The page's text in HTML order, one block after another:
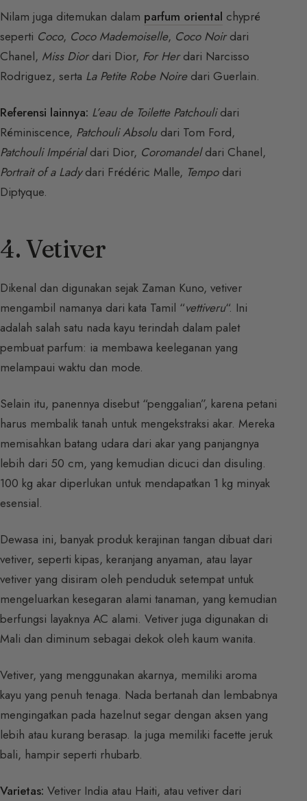
Nilam juga ditemukan dalam parfum oriental chypré
seperti Coco, Coco Mademoiselle, Coco Noirdari
Chanel, Miss Diordari Dior, For Herdari Narcisso
Rodriguez, serta La Petite Robe Noiredari Guerlain.
Referensi lainnya: L’eau de Toilette Patchoulidari
Réminiscence, Patchouli Absoludari Tom Ford,
Patchouli Impérialdari Dior, Coromandeldari Chanel,
Portrait of a Ladydari Frédéric Malle, Tempodari
Diptyque.
4. Vetiver
Dikenal dan digunakan sejak Zaman Kuno, vetiver
mengambil namanya dari kata Tamil “vettiveru“. Ini
adalah salah satu nada kayu terindah dalam palet
pembuat parfum: ia membawa keeleganan yang
melampaui waktu dan mode.
Selain itu, panennya disebut “penggalian”, karena petani
harus membalik tanah untuk mengekstraksi akar. Mereka
memisahkan batang udara dari akar yang panjangnya
lebih dari 50 cm, yang kemudian dicuci dan disuling.
100 kg akar diperlukan untuk mendapatkan 1 kg minyak
esensial.
Dewasa ini, banyak produk kerajinan tangan dibuat dari
vetiver, seperti kipas, keranjang anyaman, atau layar
vetiver yang disiram oleh penduduk setempat untuk
mengeluarkan kesegaran alami tanaman, yang kemudian
berfungsi layaknya AC alami. Vetiver juga digunakan di
Mali dan diminum sebagai dekok oleh kaum wanita.
Vetiver, yang menggunakan akarnya, memiliki aroma
kayu yang penuh tenaga. Nada bertanah dan lembabnya
mengingatkan pada hazelnut segar dengan aksen yang
lebih atau kurang berasap. Ia juga memiliki facette jeruk
bali, hampir seperti rhubarb.
Varietas: Vetiver India atau Haiti, atau vetiver dari